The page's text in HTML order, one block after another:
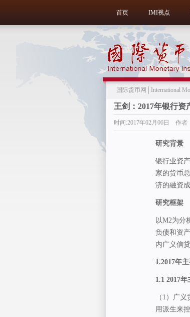
首页 IMI视点
国际货币网│International
王剑：2017年银行资
时间:2017年02月06日 作
研究背景
银行业资
家的货币
济的融资
研究框架
以M2为分
负债和资
内广义信
1.2017年
1.1 2017年
（1）广
用派生来